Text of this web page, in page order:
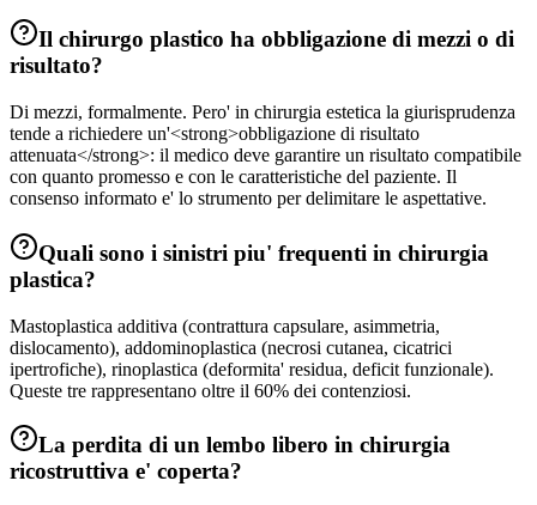
Il chirurgo plastico ha obbligazione di mezzi o di
risultato?
Di mezzi, formalmente. Pero' in chirurgia estetica la giurisprudenza
tende a richiedere un'<strong>obbligazione di risultato
attenuata</strong>: il medico deve garantire un risultato compatibile
con quanto promesso e con le caratteristiche del paziente. Il
consenso informato e' lo strumento per delimitare le aspettative.
Quali sono i sinistri piu' frequenti in chirurgia
plastica?
Mastoplastica additiva (contrattura capsulare, asimmetria,
dislocamento), addominoplastica (necrosi cutanea, cicatrici
ipertrofiche), rinoplastica (deformita' residua, deficit funzionale).
Queste tre rappresentano oltre il 60% dei contenziosi.
La perdita di un lembo libero in chirurgia
ricostruttiva e' coperta?